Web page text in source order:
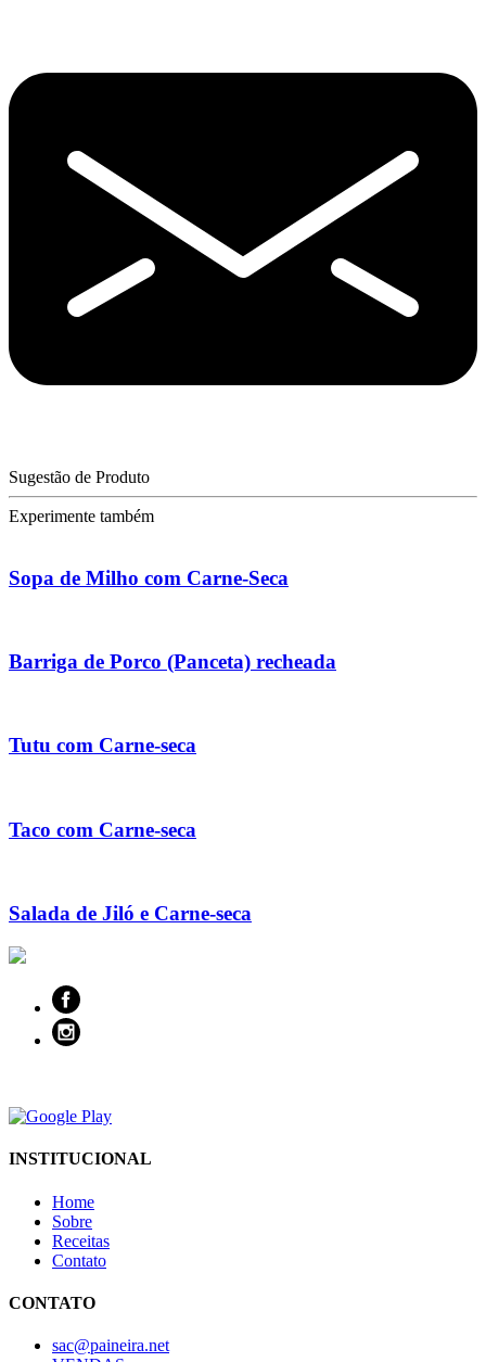
Sugestão de Produto
Experimente também
Sopa de Milho com Carne-Seca
Barriga de Porco (Panceta) recheada
Tutu com Carne-seca
Taco com Carne-seca
Salada de Jiló e Carne-seca
INSTITUCIONAL
Home
Sobre
Receitas
Contato
CONTATO
sac@paineira.net